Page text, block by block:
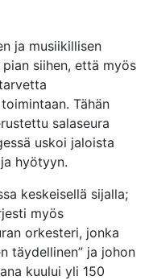
ja musiikillisen
siihen, että myös
Tähän
salaseura
uskoi jaloista
hyötyyn.
keskeisellä sijalla;
myös
orkesteri, jonka
täydellinen” ja johon
kuului yli 150